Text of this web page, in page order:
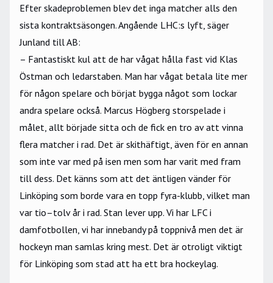
Efter skadeproblemen blev det inga matcher alls den
sista kontraktsäsongen. Angående LHC:s lyft, säger
Junland till AB:
– Fantastiskt kul att de har vågat hålla fast vid Klas
Östman och ledarstaben. Man har vågat betala lite mer
för någon spelare och börjat bygga något som lockar
andra spelare också. Marcus Högberg storspelade i
målet, allt började sitta och de fick en tro av att vinna
flera matcher i rad. Det är skithäftigt, även för en annan
som inte var med på isen men som har varit med fram
till dess. Det känns som att det äntligen vänder för
Linköping som borde vara en topp fyra-klubb, vilket man
var tio–tolv år i rad. Stan lever upp. Vi har LFC i
damfotbollen, vi har innebandy på toppnivå men det är
hockeyn man samlas kring mest. Det är otroligt viktigt
för Linköping som stad att ha ett bra hockeylag.